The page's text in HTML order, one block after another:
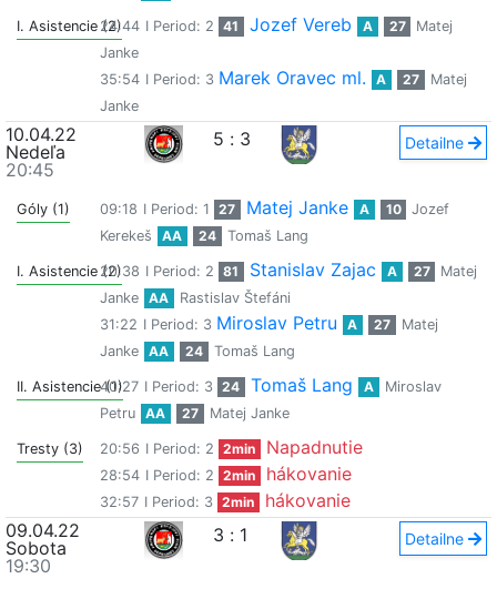
I. Asistencie (2)24:44 I Period: 2 41 Jozef Vereb A 27
Matej
Janke
35:54 I Period: 3 Marek Oravec ml. A 27
Matej
Janke
10.04.22
Nedeľa
20:45
5 : 3 Detailne
Góly (1) 09:18 I Period: 1 27 Matej Janke A 10
Jozef
Kerekeš
AA 24 Tomaš Lang
I. Asistencie (2)20:38 I Period: 2 81 Stanislav Zajac A 27
Matej
Janke
AA
Rastislav Štefáni
31:22 I Period: 3 Miroslav Petru A 27
Matej
Janke
AA 24 Tomaš Lang
II. Asistencie (1)
40:27 I Period: 3 24 Tomaš Lang A
Miroslav
Petru
AA 27 Matej Janke
Tresty (3) 20:56 I Period: 2 2min Napadnutie
28:54 I Period: 2 2min hákovanie
32:57 I Period: 3 2min
hákovanie
09.04.22
Sobota
19:30
3 : 1 Detailne